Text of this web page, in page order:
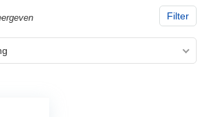
Filter